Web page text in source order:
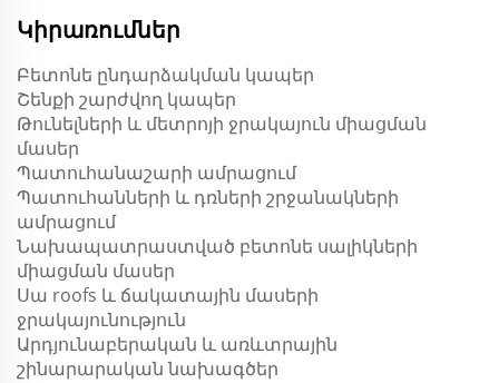
Կիրառումներ
Բետոնե ընդարձակման կապեր
Շենքի շարժվող կապեր
Թունելների և մետրոյի ջրակայուն միացման
մասեր
Պատուհանաշարի ամրացում
Պատուհանների և դռների շրջանակների
ամրացում
Նախապատրաստված բետոնե սալիկների
միացման մասեր
Սա roofs և ճակատային մասերի
ջրակայունություն
Արդյունաբերական և առևտրային
շինարարական նախագծեր